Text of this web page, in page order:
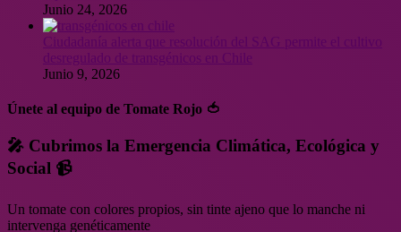
Junio 24, 2026
Ciudadanía alerta que resolución del SAG permite el cultivo
desregulado de transgénicos en Chile
Junio 9, 2026
Únete al equipo de Tomate Rojo 🍅
🎤 Cubrimos la Emergencia Climática, Ecológica y
Social 📹
Un tomate con colores propios, sin tinte ajeno que lo manche ni
intervenga genéticamente